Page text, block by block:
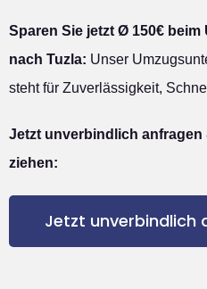
Sparen Sie jetzt Ø 150€
nach Tuzla: Unser
steht für Zuverlässigkeit,
Jetzt unverbindlich anfragen
ziehen:
Jetzt unverbindlich